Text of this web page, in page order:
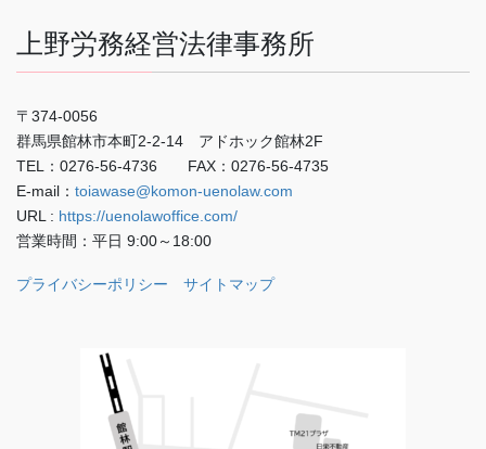
上野労務経営法律事務所
〒374-0056
群馬県館林市本町2-2-14 アドホック館林2F
TEL：0276-56-4736 FAX：0276-56-4735
E-mail： toiawase@komon-uenolaw.com
URL : https://uenolawoffice.com/
営業時間：平日 9:00～18:00
プライバシーポリシー サイトマップ